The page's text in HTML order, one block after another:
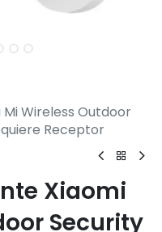
Wireless Outdoor
Receptor
Xiaomi
Security